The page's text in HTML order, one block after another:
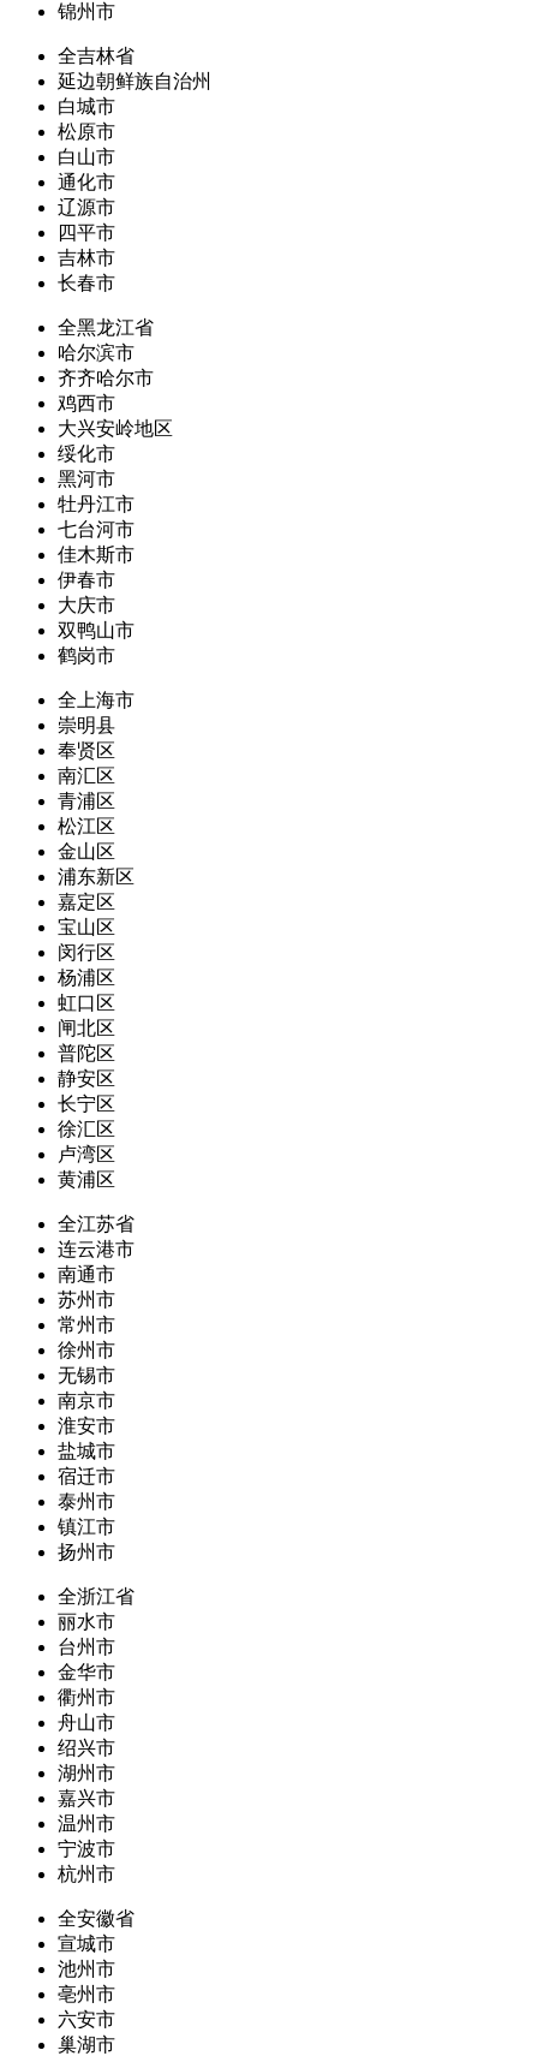
锦州市
全吉林省
延边朝鲜族自治州
白城市
松原市
白山市
通化市
辽源市
四平市
吉林市
长春市
全黑龙江省
哈尔滨市
齐齐哈尔市
鸡西市
大兴安岭地区
绥化市
黑河市
牡丹江市
七台河市
佳木斯市
伊春市
大庆市
双鸭山市
鹤岗市
全上海市
崇明县
奉贤区
南汇区
青浦区
松江区
金山区
浦东新区
嘉定区
宝山区
闵行区
杨浦区
虹口区
闸北区
普陀区
静安区
长宁区
徐汇区
卢湾区
黄浦区
全江苏省
连云港市
南通市
苏州市
常州市
徐州市
无锡市
南京市
淮安市
盐城市
宿迁市
泰州市
镇江市
扬州市
全浙江省
丽水市
台州市
金华市
衢州市
舟山市
绍兴市
湖州市
嘉兴市
温州市
宁波市
杭州市
全安徽省
宣城市
池州市
亳州市
六安市
巢湖市